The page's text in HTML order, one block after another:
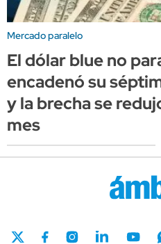
Mercado paralelo
El dólar blue no
encadenó su
y la brecha se
mes